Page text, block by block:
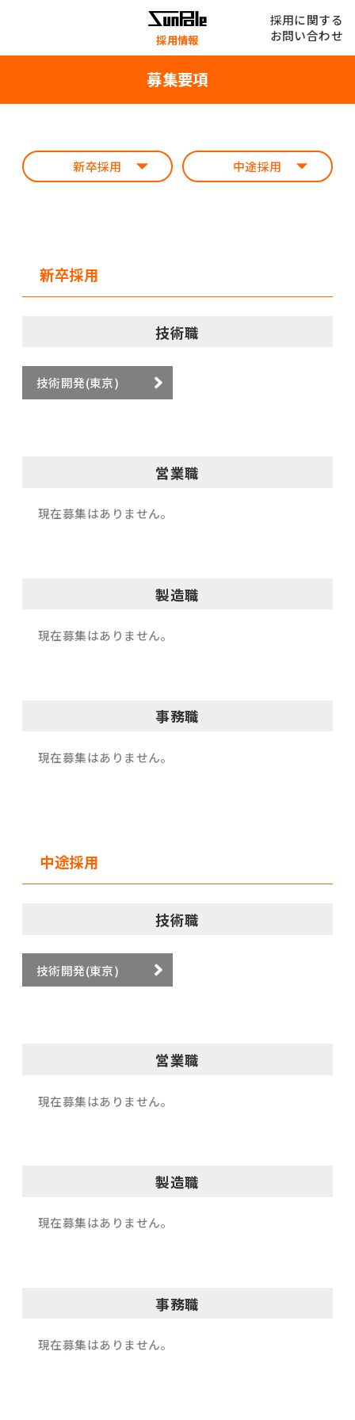
採用情報
採用に関する
お問い合わせ
募集要項
新卒採用 中途採用
新卒採用
技術職
技術開発(東京)
営業職
現在募集はありません。
製造職
現在募集はありません。
事務職
現在募集はありません。
中途採用
技術職
技術開発(東京)
営業職
現在募集はありません。
製造職
現在募集はありません。
事務職
現在募集はありません。